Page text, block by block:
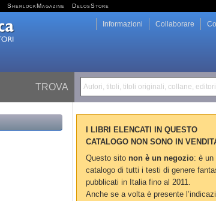
SherlockMagazine DelosStore
TROVA Autori, titoli, titoli originali, collane, editori
Collaborare
Informazioni
I LIBRI ELENCATI IN QUESTO
CATALOGO NON SONO IN
Questo sito non è un negozio: è un
catalogo di tutti i testi di genere
pubblicati in Italia fino al 2011.
Anche se a volta è presente